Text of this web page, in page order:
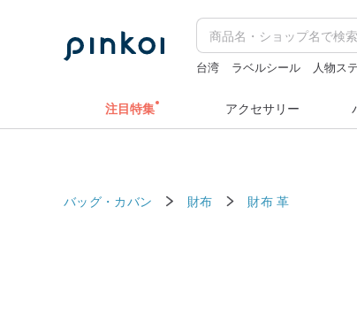
台湾 ラベルシール 人物ス
注目特集 アクセサリー
バッグ・カバン 財布 財布 革